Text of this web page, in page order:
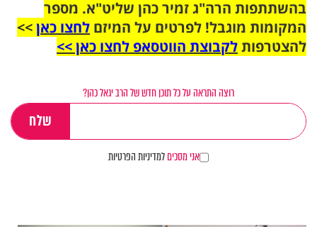
בהשתתפות הרה"ג זמיר כהן שליט"א. מספר
המקומות מוגבל! לפרטים על המיזם לחצו כאן>>
להצטרפותלקבוצת הווטסאפ לחצו כאן >>
רוצה התראה על כל תוכן חדש של הרב יגאל כהן?
אני מסכיםלמדיניות הפרטיות